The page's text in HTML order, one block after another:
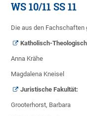
WS 10/11 SS 11
Die aus den
Katholisch-
Anna Krähe
Magdalena Kneisel
Juristische Fakultät:
Grooterhorst, Barbara